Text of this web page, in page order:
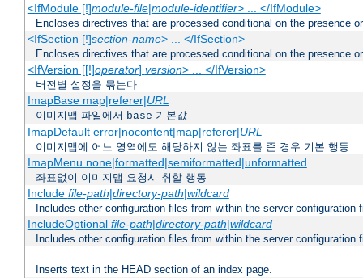
<IfModule [!]module-file|module-identifier> ... </IfModule>
Encloses directives that are processed conditional on the presence
<IfSection [!]section-name> ... </IfSection>
Encloses directives that are processed conditional on the presence
<IfVersion [[!]operator] version> ... </IfVersion>
버전별 설정을 묶는다
ImapBase map|referer|URL
이미지맵 파일에서 base 기본값
ImapDefault error|nocontent|map|referer|URL
이미지맵에 어느 영역에도 해당하지 않는 좌표를 준 경우 기본 행동
ImapMenu none|formatted|semiformatted|unformatted
좌표없이 이미지맵 요청시 취할 행동
Include file-path|directory-path|wildcard
Includes other configuration files from within the server configuration
IncludeOptional file-path|directory-path|wildcard
Includes other configuration files from within the server configuration
Inserts text in the HEAD section of an index page.